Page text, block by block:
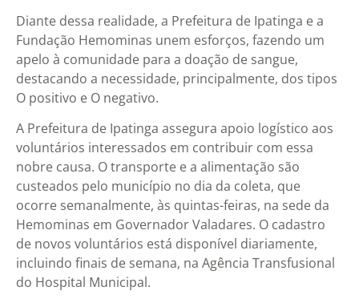
Diante dessa realidade, a Prefeitura de Ipatinga e a
Fundação Hemominas unem esforços, fazendo um
apelo à comunidade para a doação de sangue,
destacando a necessidade, principalmente, dos tipos
O positivo e O negativo.
A Prefeitura de Ipatinga assegura apoio logístico aos
voluntários interessados em contribuir com essa
nobre causa. O transporte e a alimentação são
custeados pelo município no dia da coleta, que
ocorre semanalmente, às quintas-feiras, na sede da
Hemominas em Governador Valadares. O cadastro
de novos voluntários está disponível diariamente,
incluindo finais de semana, na Agência Transfusional
do Hospital Municipal.